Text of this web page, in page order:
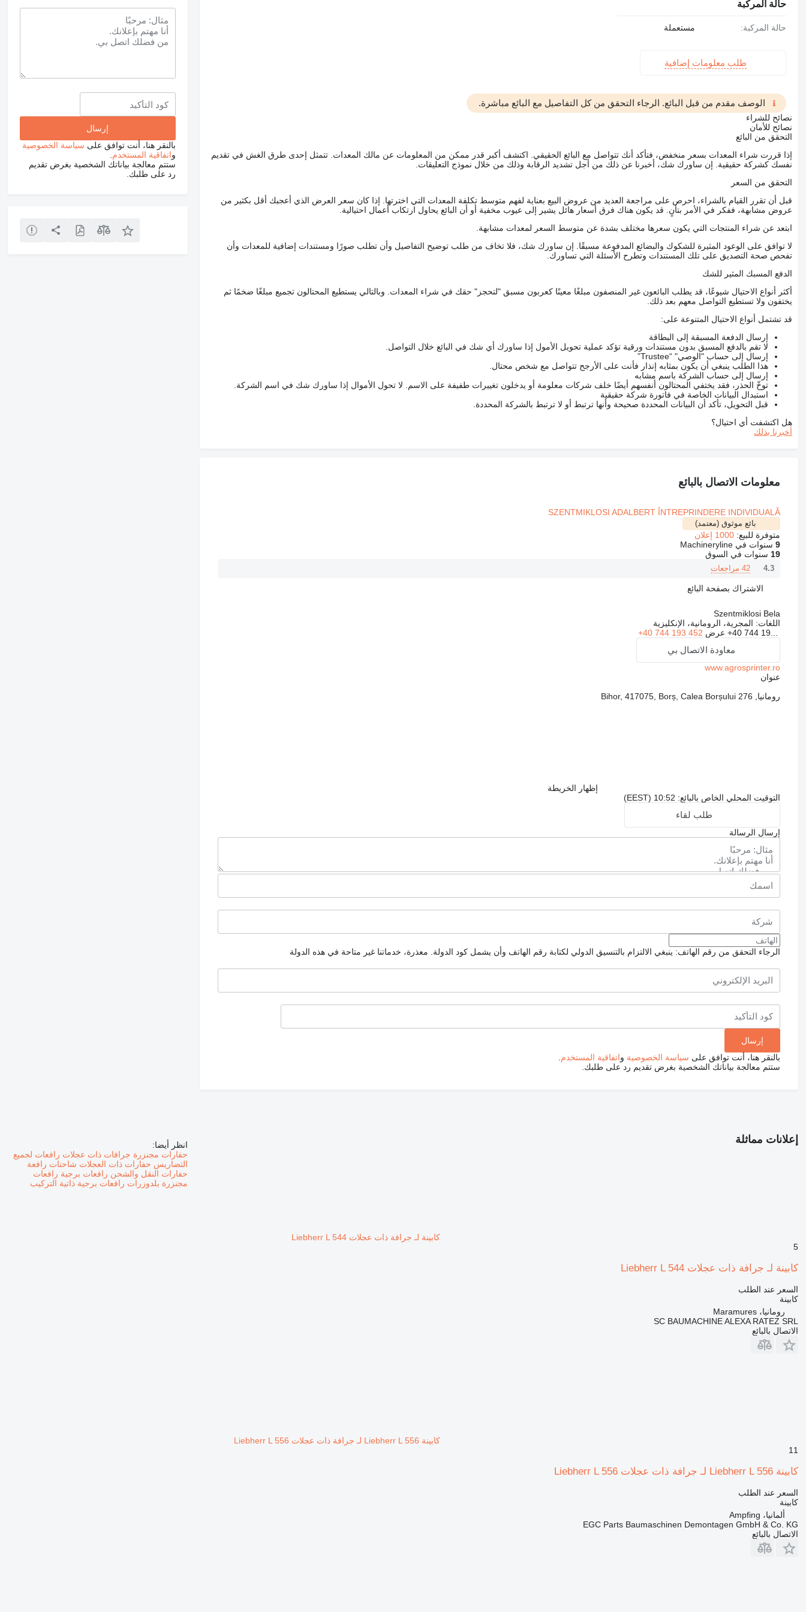
حالة المركبة
حالة المركبة: مستعملة
طلب معلومات إضافية
الوصف مقدم من قبل البائع. الرجاء التحقق من كل التفاصيل مع البائع مباشرة.
نصائح للشراء
نصائح للأمان
التحقق من البائع
إذا قررت شراء المعدات بسعر منخفض، فتأكد أنك تتواصل مع البائع الحقيقي. اكتشف أكبر قدر ممكن من المعلومات عن مالك المعدات. تتمثل إحدى طرق الغش في تقديم
نفسك كشركة حقيقية. إن ساورك شك، أخبرنا عن ذلك من أجل تشديد الرقابة وذلك من خلال نموذج التعليقات.
التحقق من السعر
قبل أن تقرر القيام بالشراء، احرص على مراجعة العديد من عروض البيع بعناية لفهم متوسط تكلفة المعدات التي اخترتها. إذا كان سعر العرض الذي أعجبك أقل بكثير من
عروض مشابهة، ففكر في الأمر بتأنٍ. قد يكون هناك فرق أسعار هائل يشير إلى عيوب مخفية أو أن البائع يحاول ارتكاب أعمال احتيالية.
ابتعد عن شراء المنتجات التي يكون سعرها مختلف بشدة عن متوسط السعر لمعدات مشابهة.
لا توافق على الوعود المثيرة للشكوك والبضائع المدفوعة مسبقًا. إن ساورك شك، فلا تخاف من طلب توضيح التفاصيل وأن تطلب صورًا ومستندات إضافية للمعدات وأن
تفحص صحة التصديق على تلك المستندات وتطرح الأسئلة التي تساورك.
الدفع المسبك المثير للشك
أكثر أنواع الاحتيال شيوعًا، قد يطلب البائعون غير المنصفون مبلغًا معينًا كعربون مسبق "لتحجز" حقك في شراء المعدات. وبالتالي يستطيع المحتالون تجميع مبلغًا ضخمًا ثم
يختفون ولا تستطيع التواصل معهم بعد ذلك.
قد تشتمل أنواع الاحتيال المتنوعة على:
إرسال الدفعة المسبقة إلى البطاقة
لا تقم بالدفع المسبق بدون مستندات ورقية تؤكد عملية تحويل الأمول إذا ساورك أي شك في البائع خلال التواصل.
إرسال إلى حساب "الوصي" “Trustee”
هذا الطلب ينبغي أن يكون بمثابه إنذار فأنت على الأرجح تتواصل مع شخص محتال.
إرسال إلى حساب الشركة باسم مشابه
توخّ الحذر، فقد يختفي المحتالون أنفسهم أيضًا خلف شركات معلومة أو يدخلون تغييرات طفيفة على الاسم. لا تحول الأموال إذا ساورك شك في اسم الشركة.
استبدال البيانات الخاصة في فاتورة شركة حقيقية
قبل التحويل، تأكد أن البيانات المحددة صحيحة وأنها ترتبط أو لا ترتبط بالشركة المحددة.
هل اكتشفت أي احتيال؟
أخبرنا بذلك
معلومات الاتصال بالبائع
SZENTMIKLOSI ADALBERT ÎNTREPRINDERE INDIVIDUALĂ
بائع موثوق (معتمد)
متوفرة للبيع: 1000 إعلان
9سنوات في Machineryline
19 سنوات في السوق
4.3 42 مراجعات
الاشتراك بصفحة البائع
Szentmiklosi Bela
اللغات: المجرية، الرومانية، الإنكليزية
+40 744 19... عرض +40 744 193 452
معاودة الاتصال بي
www.agrosprinter.ro
عنوان
رومانيا, Bihor, 417075, Borș, Calea Borșului 276
إظهار الخريطة
التوقيت المحلي الخاص بالبائع: 10:52 (EEST)
طلب لقاء
إرسال الرسالة
الرجاء التحقق من رقم الهاتف: ينبغي الالتزام بالتنسيق الدولي لكتابة رقم الهاتف وأن يشمل كود الدولة. معذرة، خدماتنا غير متاحة في هذه الدولة
بالنقر هنا، أنت توافق على سياسة الخصوصية واتفاقية المستخدم
ستتم معالجة بياناتك الشخصية بغرض تقديم رد على طلبك.
بالنقر هنا، أنت توافق على سياسة الخصوصية
واتفاقية المستخدم
ستتم معالجة بياناتك الشخصية بغرض تقديم
رد على طلبك.
إعلانات مماثلة
كابينة لـ جرافة ذات عجلات Liebherr L 544
5
كابينة لـ جرافة ذات عجلات Liebherr L 544
السعر عند الطلب
كابينة
رومانيا، Maramures
SC BAUMACHINE ALEXA RATEZ SRL
الاتصال بالبائع
كابينة Liebherr L 556 لـ جرافة ذات عجلات Liebherr L 556
11
كابينة Liebherr L 556 لـ جرافة ذات عجلات Liebherr L 556
السعر عند الطلب
كابينة
ألمانيا، Ampfing
EGC Parts Baumaschinen Demontagen GmbH & Co. KG
الاتصال بالبائع
انظر أيضا:
حفارات مجنزرة جرافات ذات عجلات رافعات لجميع
التضاريس حفارات ذات العجلات شاحنات رافعة
حفارات النقل والشحن رافعات برجية رافعات
مجنزرة بلدوزرات رافعات برجية ذاتية التركيب